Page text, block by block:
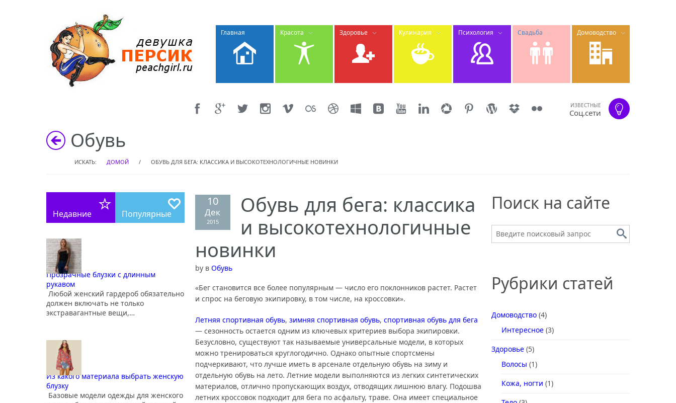
Главная Красота Здоровье Кулинария Психология Свадьба Домоводство
ИЗВЕСТНЫЕ
Соц.сети
Обувь
ИСКАТЬ: ДОМОЙ / ОБУВЬ ДЛЯ БЕГА: КЛАССИКА И ВЫСОКОТЕХНОЛОГИЧНЫЕ НОВИНКИ
10
Дек
2015
Обувь для бега: классика
и высокотехнологичные
новинки
by в Обувь
«Бег становится все более популярным — число его поклонников растет. Растет
и спрос на беговую экипировку, в том числе, на кроссовки».
Летняя спортивная обувь, зимняя спортивная обувь, спортивная обувь для бега
— сезонность остается одним из ключевых критериев выбора экипировки.
Безусловно, существуют так называемые универсальные модели, в которых
можно тренироваться круглогодично. Однако опытные спортсмены
подчеркивают, что лучше иметь в арсенале отдельную обувь на зиму и
отдельную обувь на лето. Летние модели выполняются из легких синтетических
материалов, отлично пропускающих воздух, отводящих лишнюю влагу. Подошва
летних кроссовок подходит для бега по асфальту, траве. Она имеет специальное
Недавние Популярные
Прозрачные блузки с длинным
рукавом
Любой женский гардероб обязательно
должен включать не только
экстравагантные вещи,…
Из какого материала выбрать женскую
блузку
Базовые модели одежды для женского
Поиск на сайте
Рубрики статей
Домоводство (4)
Интересное (3)
Здоровье (5)
Волосы (1)
Кожа, ногти (1)